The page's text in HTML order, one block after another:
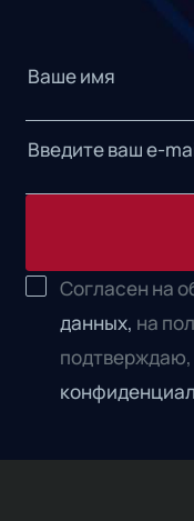
Согласен на
данных, на
подтверждаю,